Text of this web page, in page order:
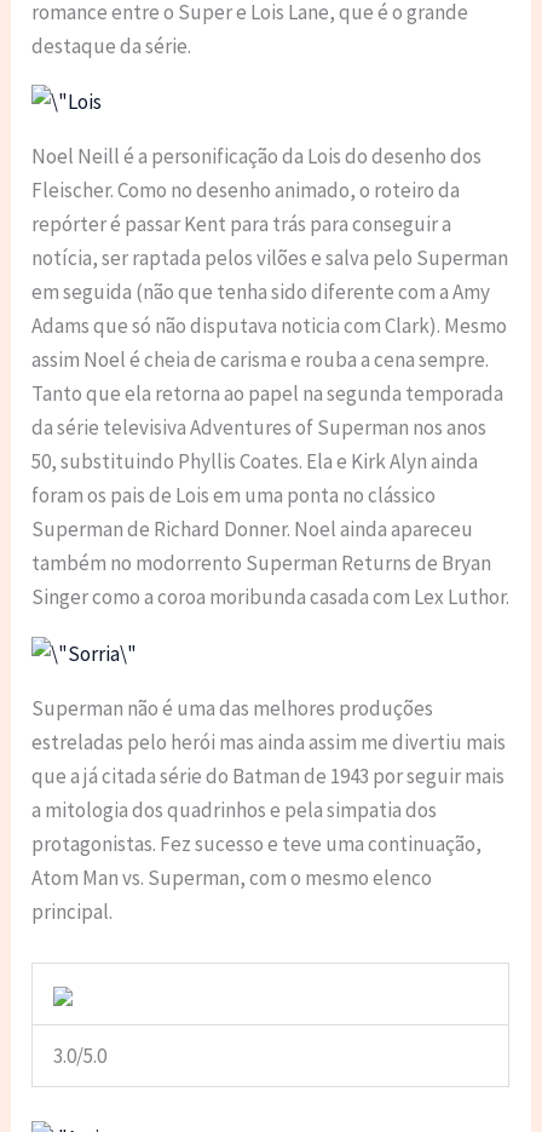
romance entre o Super e Lois Lane, que é o grande
destaque da série.
Noel Neill é a personificação da Lois do desenho dos
Fleischer. Como no desenho animado, o roteiro da
repórter é passar Kent para trás para conseguir a
notícia, ser raptada pelos vilões e salva pelo Superman
em seguida (não que tenha sido diferente com a Amy
Adams que só não disputava noticia com Clark). Mesmo
assim Noel é cheia de carisma e rouba a cena sempre.
Tanto que ela retorna ao papel na segunda temporada
da série televisiva Adventures of Superman nos anos
50, substituindo Phyllis Coates. Ela e Kirk Alyn ainda
foram os pais de Lois em uma ponta no clássico
Superman de Richard Donner. Noel ainda apareceu
também no modorrento Superman Returns de Bryan
Singer como a coroa moribunda casada com Lex Luthor.
Superman não é uma das melhores produções
estreladas pelo herói mas ainda assim me divertiu mais
que a já citada série do Batman de 1943 por seguir mais
a mitologia dos quadrinhos e pela simpatia dos
protagonistas. Fez sucesso e teve uma continuação,
Atom Man vs. Superman, com o mesmo elenco
principal.
3.0/5.0